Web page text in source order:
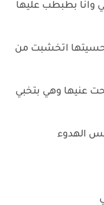
بطبطب عليها
اتخشبت من
عنيها وهي بتخبي
الهدوء